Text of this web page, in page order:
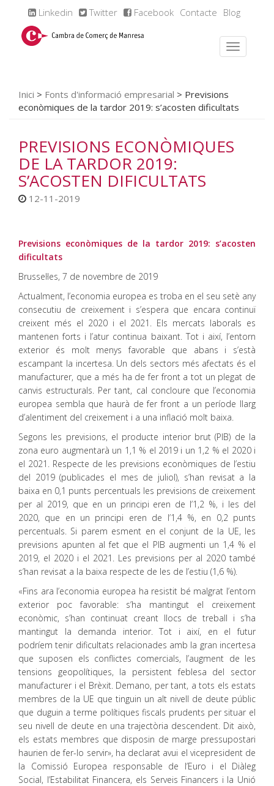
Linkedin Twitter Facebook Contacte Blog
Inici > Fonts d'informació empresarial > Previsions
econòmiques de la tardor 2019: s’acosten dificultats
PREVISIONS ECONÒMIQUES
DE LA TARDOR 2019:
S’ACOSTEN DIFICULTATS
12-11-2019
Previsions econòmiques de la tardor 2019: s’acosten
dificultats
Brussel·les, 7 de novembre de 2019
Actualment, l’economia europea es troba en el seu setè any
consecutiu de creixement i s’espera que encara continuï
creixent més el 2020 i el 2021. Els mercats laborals es
mantenen forts i l’atur continua baixant. Tot i així, l’entorn
exterior és molt menys favorable que abans i s’està
escampant la incertesa. Un dels sectors més afectats és el
manufacturer, que a més ha de fer front a tot un plegat de
canvis estructurals. Per tant, cal concloure que l’economia
europea sembla que haurà de fer front a un període llarg
d’alentiment del creixement i a una inflació molt baixa.
Segons les previsions, el producte interior brut (PIB) de la
zona euro augmentarà un 1,1 % el 2019 i un 1,2 % el 2020 i
el 2021. Respecte de les previsions econòmiques de l’estiu
del 2019 (publicades el mes de juliol), s’han revisat a la
baixa en 0,1 punts percentuals les previsions de creixement
per al 2019, que en un principi eren de l’1,2 %, i les del
2020, que en un principi eren de l’1,4 %, en 0,2 punts
percentuals. Si parem esment en el conjunt de la UE, les
previsions apunten al fet que el PIB augmenti un 1,4 % el
2019, el 2020 i el 2021. Les previsions per al 2020 també
s’han revisat a la baixa respecte de les de l’estiu (1,6 %).
«Fins ara l’economia europea ha resistit bé malgrat l’entorn
exterior poc favorable: s’ha mantingut el creixement
econòmic, s’han continuat creant llocs de treball i s’ha
mantingut la demanda interior. Tot i així, en el futur
podríem tenir dificultats relacionades amb la gran incertesa
que suposen els conflictes comercials, l’augment de les
tensions geopolítiques, la persistent feblesa del sector
manufacturer i el Brèxit. Demano, per tant, a tots els estats
membres de la UE que tinguin un alt nivell de deute públic
que duguin a terme polítiques fiscals prudents per situar el
seu nivell de deute en una trajectòria descendent. Dit això,
els estats membres que disposin de marge pressupostari
haurien de fer-lo servir», ha declarat avui el vicepresident de
la Comissió Europea responsable de l’Euro i el Diàleg
Social, l’Estabilitat Financera, els Serveis Financers i la Unió